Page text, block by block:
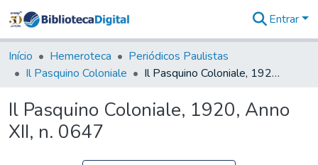
&
Coleções
Tudo na
Digital
Entrar
Início Hemeroteca
Periódicos Paulistas
Il Pasquino Coloniale
Il Pasquino Coloniale, 1920, Anno XII, n. 0647
Il Pasquino Coloniale, 1920, Anno
XII, n. 0647